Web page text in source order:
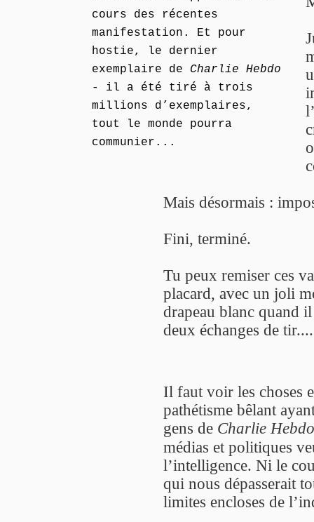
cours des récentes
manifestation. Et pour
hostie, le dernier
exemplaire de Charlie Hebdo
- il a été tiré à trois
millions d’exemplaires,
tout le monde pourra
communier...
Mais désormais :
Fini, terminé.
Tu peux remiser ces
placard, avec un joli
drapeau blanc quand
deux échanges de tir....
Il faut voir les choses
pathétisme bêlant
gens de Charlie Hebdo
médias et politiques
l’intelligence. Ni le
qui nous dépasserait
limites encloses de